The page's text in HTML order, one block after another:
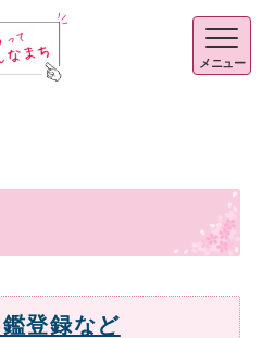
メニュー
登録など